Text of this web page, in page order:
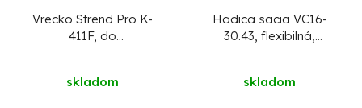
Vrecko Strend Pro K-
411F, do
skladom
Hadica sacia VC16-
30.43, flexibilná,
skladom